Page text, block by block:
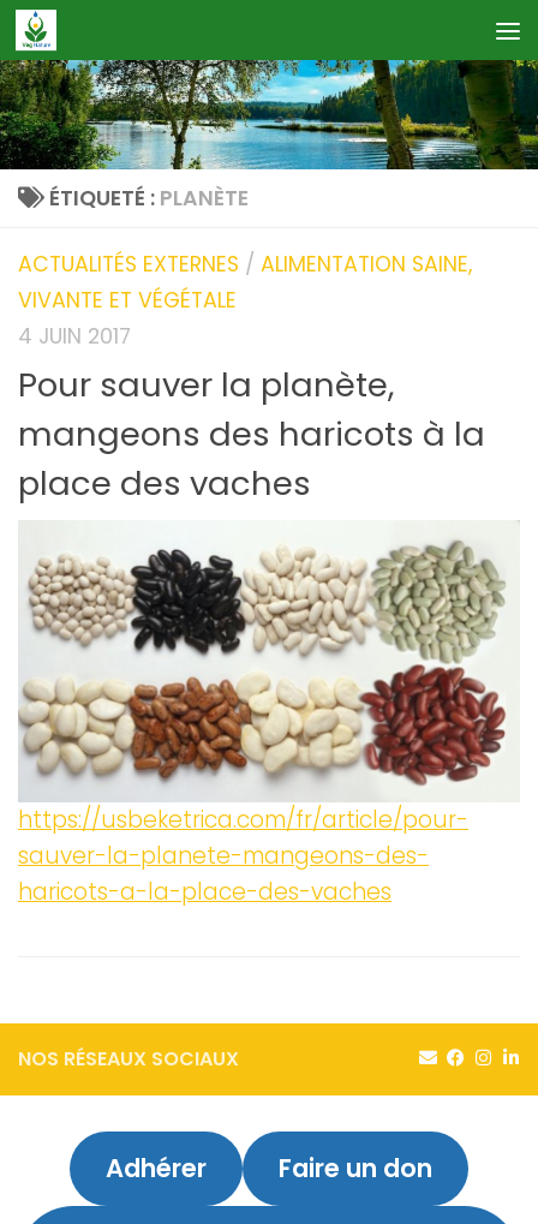
Skip to content
ÉTIQUETÉ : PLANÈTE
ACTUALITÉS EXTERNES / ALIMENTATION SAINE,
VIVANTE ET VÉGÉTALE
4 JUIN 2017
Pour sauver la planète,
mangeons des haricots à la
place des vaches
https://usbeketrica.com/fr/article/pour-
sauver-la-planete-mangeons-des-
haricots-a-la-place-des-vaches
NOS RÉSEAUX SOCIAUX
Adhérer Faire un don